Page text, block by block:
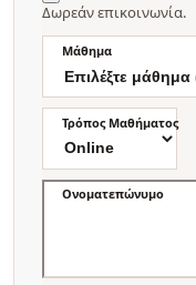
Δωρεάν επικοινωνία.
Μάθημα
Τρόπος Μαθήματος
Ονοματεπώνυμο